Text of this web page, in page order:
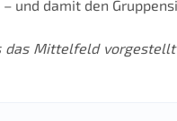
und damit den
das Mittelfeld